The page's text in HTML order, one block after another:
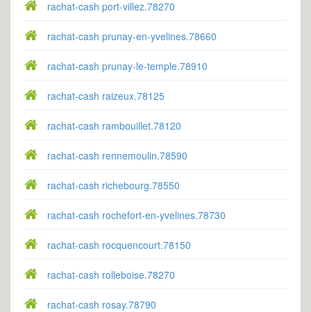
rachat-cash port-villez.78270
rachat-cash prunay-en-yvelines.78660
rachat-cash prunay-le-temple.78910
rachat-cash raizeux.78125
rachat-cash rambouillet.78120
rachat-cash rennemoulin.78590
rachat-cash richebourg.78550
rachat-cash rochefort-en-yvelines.78730
rachat-cash rocquencourt.78150
rachat-cash rolleboise.78270
rachat-cash rosay.78790